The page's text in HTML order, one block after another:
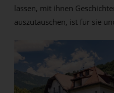
lassen, mit ihnen
auszutauschen, ist für sie